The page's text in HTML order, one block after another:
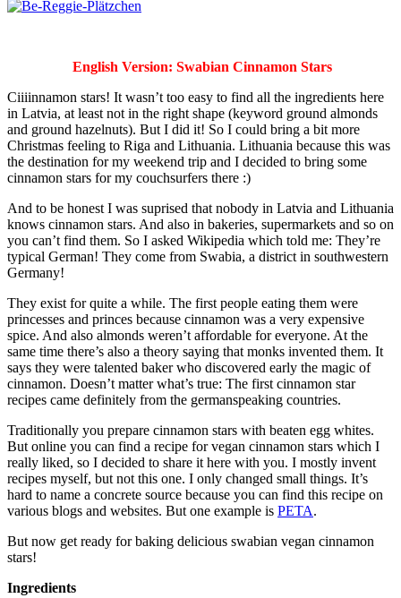
English Version: Swabian Cinnamon Stars
Ciiiinnamon stars! It wasn’t too easy to find all the ingredients here
in Latvia, at least not in the right shape (keyword ground almonds
and ground hazelnuts). But I did it! So I could bring a bit more
Christmas feeling to Riga and Lithuania. Lithuania because this was
the destination for my weekend trip and I decided to bring some
cinnamon stars for my couchsurfers there :)
And to be honest I was suprised that nobody in Latvia and Lithuania
knows cinnamon stars. And also in bakeries, supermarkets and so on
you can’t find them. So I asked Wikipedia which told me: They’re
typical German! They come from Swabia, a district in southwestern
Germany!
They exist for quite a while. The first people eating them were
princesses and princes because cinnamon was a very expensive
spice. And also almonds weren’t affordable for everyone. At the
same time there’s also a theory saying that monks invented them. It
says they were talented baker who discovered early the magic of
cinnamon. Doesn’t matter what’s true: The first cinnamon star
recipes came definitely from the germanspeaking countries.
Traditionally you prepare cinnamon stars with beaten egg whites.
But online you can find a recipe for vegan cinnamon stars which I
really liked, so I decided to share it here with you. I mostly invent
recipes myself, but not this one. I only changed small things. It’s
hard to name a concrete source because you can find this recipe on
various blogs and websites. But one example is PETA.
But now get ready for baking delicious swabian vegan cinnamon
stars!
Ingredients